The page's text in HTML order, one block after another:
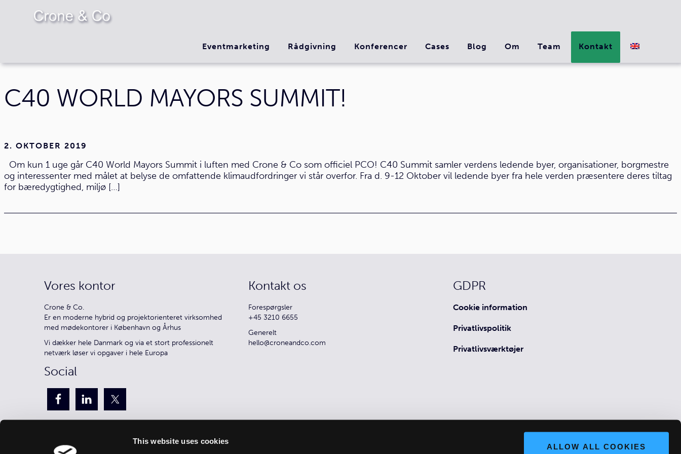
This website uses cookies
ALLOW ALL COOKIES
Eventmarketing Rådgivning Konferencer Cases Blog Om Team Kontakt
C40 WORLD MAYORS SUMMIT!
2. OKTOBER 2019
Om kun 1 uge går C40 World Mayors Summit i luften med Crone & Co som officiel PCO! C40 Summit samler verdens ledende byer, organisationer, borgmestre
og interessenter med målet at belyse de omfattende klimaudfordringer vi står overfor. Fra d. 9-12 Oktober vil ledende byer fra hele verden præsentere deres tiltag
for bæredygtighed, miljø […]
Vores kontor
Crone & Co.
Er en moderne hybrid og projektorienteret virksomhed
med mødekontorer i København og Århus
Vi dækker hele Danmark og via et stort professionelt
netværk løser vi opgaver i hele Europa
Kontakt os
Forespørgsler
+45 3210 6655
Generelt
hello@croneandco.com
GDPR
Cookie information
Privatlivspolitik
Privatlivsværktøjer
Social